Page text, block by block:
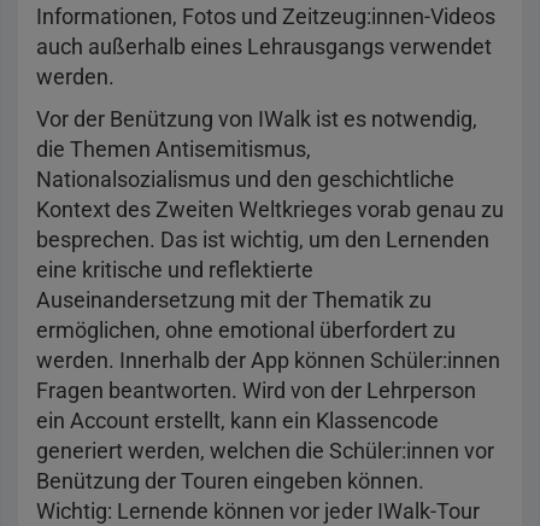
Informationen, Fotos und Zeitzeug:innen-Videos
auch außerhalb eines Lehrausgangs verwendet
werden.
Vor der Benützung von IWalk ist es notwendig,
die Themen Antisemitismus,
Nationalsozialismus und den geschichtliche
Kontext des Zweiten Weltkrieges vorab genau zu
besprechen. Das ist wichtig, um den Lernenden
eine kritische und reflektierte
Auseinandersetzung mit der Thematik zu
ermöglichen, ohne emotional überfordert zu
werden. Innerhalb der App können Schüler:innen
Fragen beantworten. Wird von der Lehrperson
ein Account erstellt, kann ein Klassencode
generiert werden, welchen die Schüler:innen vor
Benützung der Touren eingeben können.
Wichtig: Lernende können vor jeder IWalk-Tour